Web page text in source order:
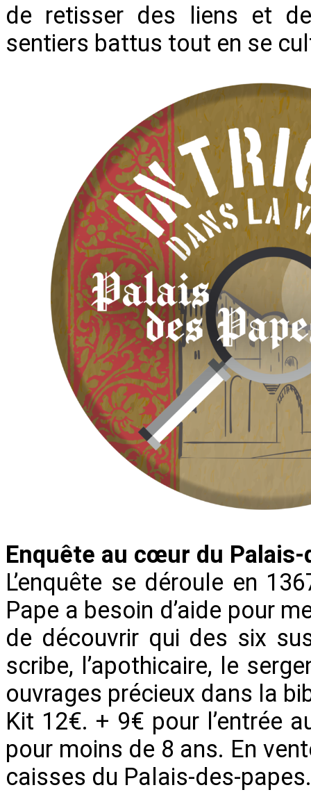
de retisser des liens et
sentiers battus tout en se
Enquête au cœur du Palais-
L’enquête se déroule en
Pape a besoin d’aide pour
de découvrir qui des six
scribe, l’apothicaire, le
ouvrages précieux dans la
Kit 12€. + 9€ pour l’entrée
pour moins de 8 ans. En
caisses du Palais-des-papes.